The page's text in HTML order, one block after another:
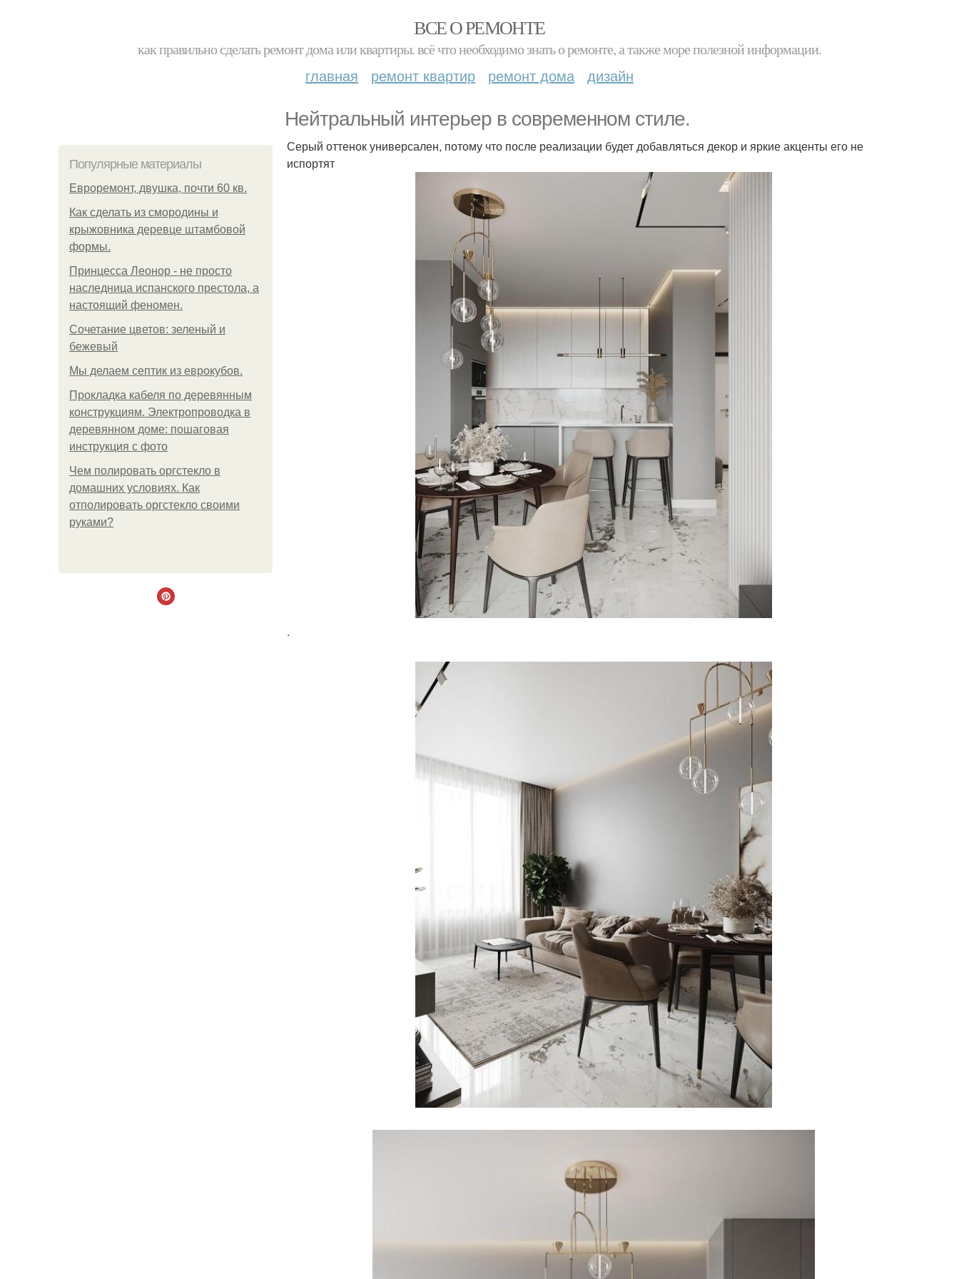
ВСЕ О РЕМОНТЕ
как правильно сделать ремонт дома или квартиры. всё что необходимо знать о ремонте, а также море полезной информации.
главная ремонт квартир ремонт дома дизайн
Нейтральный интерьер в современном стиле.
Популярные материалы
Евроремонт, двушка, почти 60 кв.
Как сделать из смородины и
крыжовника деревце штамбовой
формы.
Принцесса Леонор - не просто
наследница испанского престола, а
настоящий феномен.
Сочетание цветов: зеленый и
бежевый
Мы делаем септик из еврокубов.
Прокладка кабеля по деревянным
конструкциям. Электропроводка в
деревянном доме: пошаговая
инструкция с фото
Чем полировать оргстекло в
домашних условиях. Как
отполировать оргстекло своими
руками?
Серый оттенок универсален, потому что после реализации будет добавляться декор и яркие акценты его не
испортят
.